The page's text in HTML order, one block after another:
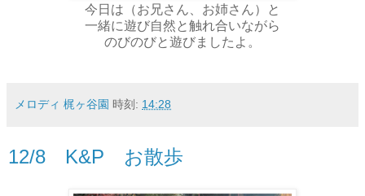
今日は（お兄さん、お姉さん）と
一緒に遊び自然と触れ合いながら
のびのびと遊びましたよ。
メロディ 梶ヶ谷園 時刻: 14:28
12/8 K&P お散歩